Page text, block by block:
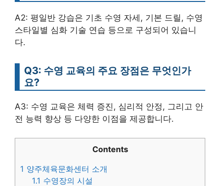
A2: 평일반 강습은 기초 수영 자세, 기본 드릴, 수영
스타일별 심화 기술 연습 등으로 구성되어 있습니
다.
Q3: 수영 교육의 주요 장점은 무엇인가
요?
A3: 수영 교육은 체력 증진, 심리적 안정, 그리고 안
전 능력 향상 등 다양한 이점을 제공합니다.
Contents
1 양주체육문화센터 소개
1.1 수영장의 시설